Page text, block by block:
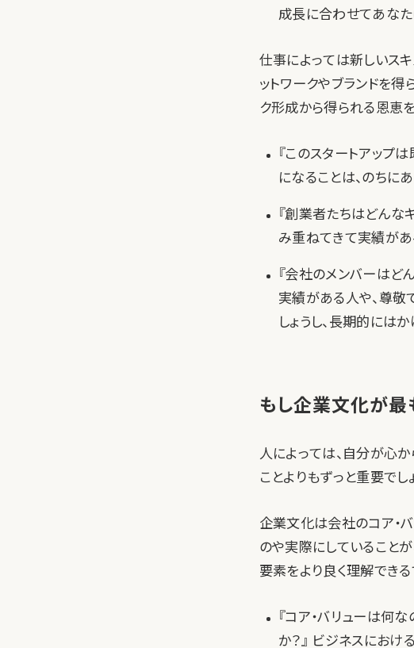
成長に合わせてあなた
仕事によっては新しいス
ットワークやブランドを得
ク形成から得られる恩恵
『このスタートアップ
になることは、のちに
『創業者たちはどんな
み重ねてきて実績があ
『会社のメンバーはど
実績がある人や、尊敬
しょうし、長期的には
もし企業文化が最
人によっては、自分が心
ことよりもずっと重要でしょ
企業文化は会社のコア・
のや実際にしていること
要素をより良く理解できる
『コア・バリューは何
か？』 ビジネスにお